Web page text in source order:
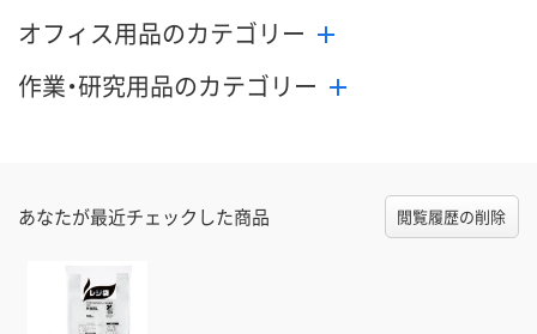
オフィス用品のカテゴリー
作業・研究用品のカテゴリー
あなたが最近チェックした商品 閲覧履歴の削除